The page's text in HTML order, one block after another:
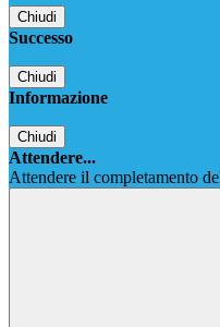
Chiudi
Successo
Chiudi
Informazione
Chiudi
Attendere...
Attendere il completamento